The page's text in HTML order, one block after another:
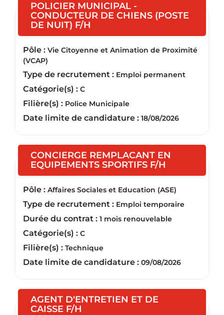
POLICIER MUNICIPAL -
CONDUCTEUR DE CHIENS (POSTE
DE NUIT) F/H
Pôle : Vie Citoyenne et Animation de Proximité
(VCAP)
Type de recrutement : Emploi permanent
Catégorie(s) : C
Filière(s) : Police Municipale
Date limite de candidature : 18/08/2026
CONCIERGE REMPLACANT EN
EQUIPEMENTS SPORTIFS F/H
Pôle : Affaires Sociales et Education (ASE)
Type de recrutement : Emploi temporaire
Durée du contrat : 1 mois renouvelable
Catégorie(s) : C
Filière(s) : Technique
Date limite de candidature : 09/08/2026
AGENT D'ENTRETIEN ET DE
CAISSE F/H